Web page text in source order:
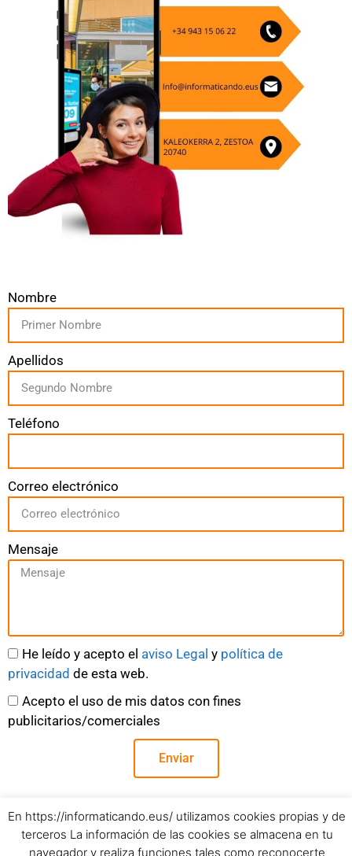
Nombre
Apellidos
Teléfono
Correo electrónico
Mensaje
He leído y acepto el aviso Legal y política de
privacidad de esta web.
Acepto el uso de mis datos con fines
publicitarios/comerciales
Enviar
En https://informaticando.eus/ utilizamos cookies propias y de
terceros La información de las cookies se almacena en tu
navegador y realiza funciones tales como reconocerte